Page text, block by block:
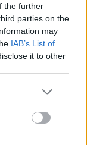
the further
parties on the
may
IAB’s List of
it to other
more Google
may click to
party tags to
below Google